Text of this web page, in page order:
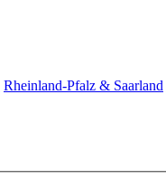
Rheinland-Pfalz & Saarland